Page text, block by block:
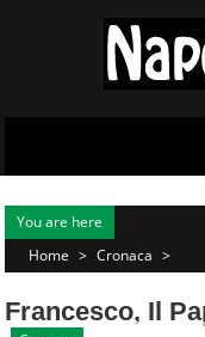
You are here
Home > Cronaca >
Francesco, Il